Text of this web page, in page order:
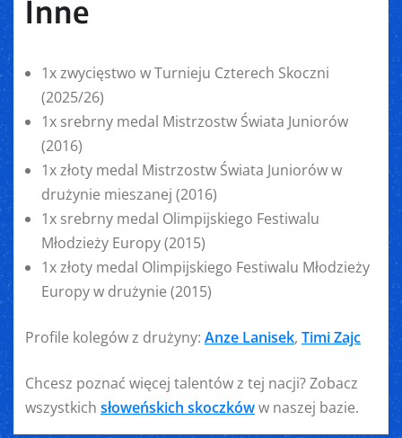
Inne
1x zwycięstwo w Turnieju Czterech Skoczni
(2025/26)
1x srebrny medal Mistrzostw Świata Juniorów
(2016)
1x złoty medal Mistrzostw Świata Juniorów w
drużynie mieszanej (2016)
1x srebrny medal Olimpijskiego Festiwalu
Młodzieży Europy (2015)
1x złoty medal Olimpijskiego Festiwalu Młodzieży
Europy w drużynie (2015)
Profile kolegów z drużyny: Anze Lanisek, Timi Zajc
Chcesz poznać więcej talentów z tej nacji? Zobacz
wszystkich słoweńskich skoczkóww naszej bazie.